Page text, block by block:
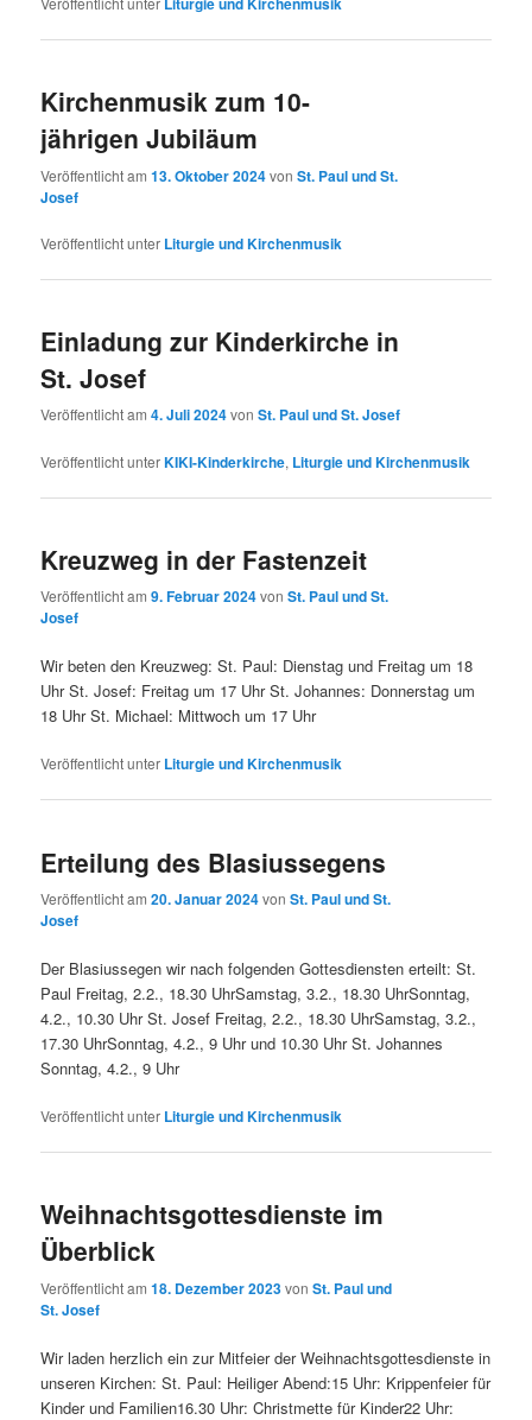
Kirchenmusik zum 10-
jährigen Jubiläum
Veröffentlicht am13. Oktober 2024vonSt. Paul und St.
Josef
Veröffentlicht unter Liturgie und Kirchenmusik
Einladung zur Kinderkirche in
St. Josef
Veröffentlicht am4. Juli 2024vonSt. Paul und St. Josef
Veröffentlicht unterKIKI-Kinderkirche, Liturgie und Kirchenmusik
Kreuzweg in der Fastenzeit
Veröffentlicht am9. Februar 2024vonSt. Paul und St.
Josef
Wir beten den Kreuzweg: St. Paul: Dienstag und Freitag um 18
Uhr St. Josef: Freitag um 17 Uhr St. Johannes: Donnerstag um
18 Uhr St. Michael: Mittwoch um 17 Uhr
Veröffentlicht unter Liturgie und Kirchenmusik
Erteilung des Blasiussegens
Veröffentlicht am20. Januar 2024vonSt. Paul und St.
Josef
Der Blasiussegen wir nach folgenden Gottesdiensten erteilt: St.
Paul Freitag, 2.2., 18.30 UhrSamstag, 3.2., 18.30 UhrSonntag,
4.2., 10.30 Uhr St. Josef Freitag, 2.2., 18.30 UhrSamstag, 3.2.,
17.30 UhrSonntag, 4.2., 9 Uhr und 10.30 Uhr St. Johannes
Sonntag, 4.2., 9 Uhr
Veröffentlicht unter Liturgie und Kirchenmusik
Weihnachtsgottesdienste im
Überblick
Veröffentlicht am18. Dezember 2023vonSt. Paul und
St. Josef
Wir laden herzlich ein zur Mitfeier der Weihnachtsgottesdienste in
unseren Kirchen: St. Paul: Heiliger Abend:15 Uhr: Krippenfeier für
Kinder und Familien16.30 Uhr: Christmette für Kinder22 Uhr: